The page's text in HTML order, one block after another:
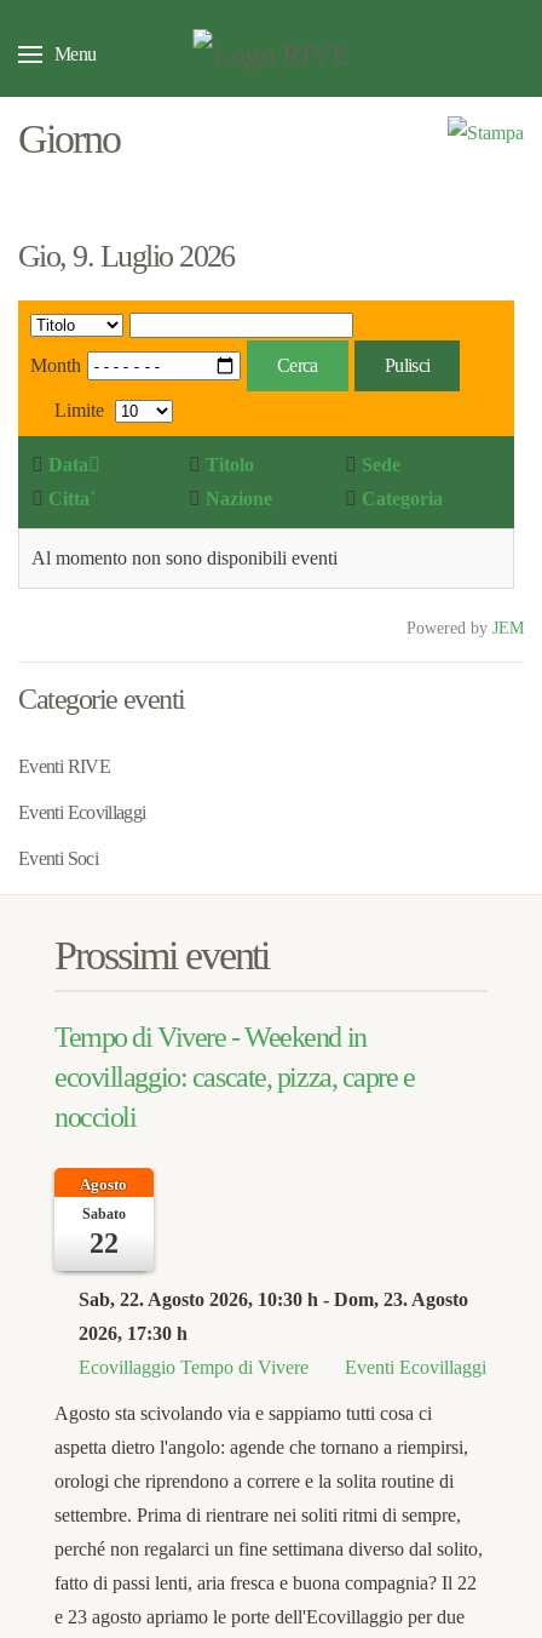
Menu
Giorno
Gio, 9. Luglio 2026
Month Cerca Pulisci
Limite
Data Titolo
Sede
Citta`
Nazione Categoria
Al momento non sono disponibili eventi
Powered by JEM
Categorie eventi
Eventi RIVE
Eventi Ecovillaggi
Eventi Soci
Prossimi eventi
Tempo di Vivere - Weekend in
ecovillaggio: cascate, pizza, capre e
noccioli
Agosto
Sabato
22
Sab, 22. Agosto 2026, 10:30 h - Dom, 23. Agosto
2026, 17:30 h
Ecovillaggio Tempo di Vivere
Eventi Ecovillaggi
Agosto sta scivolando via e sappiamo tutti cosa ci
aspetta dietro l'angolo: agende che tornano a riempirsi,
orologi che riprendono a correre e la solita routine di
settembre. Prima di rientrare nei soliti ritmi di sempre,
perché non regalarci un fine settimana diverso dal solito,
fatto di passi lenti, aria fresca e buona compagnia? Il 22
e 23 agosto apriamo le porte dell'Ecovillaggio per due